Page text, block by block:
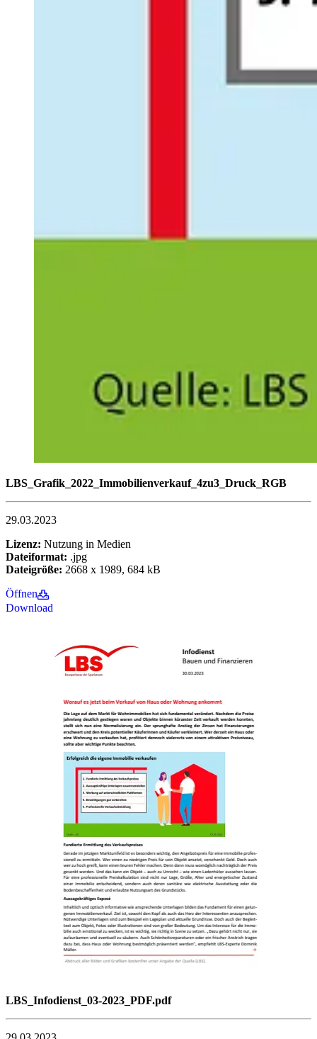
LBS_Grafik_2022_Immobilienverkauf_4zu3_Druck_RGB
29.03.2023
Lizenz: Nutzung in Medien
Dateiformat: .jpg
Dateigröße: 2668 x 1989, 684 kB
Öffnen
Download
LBS_Infodienst_03-2023_PDF.pdf